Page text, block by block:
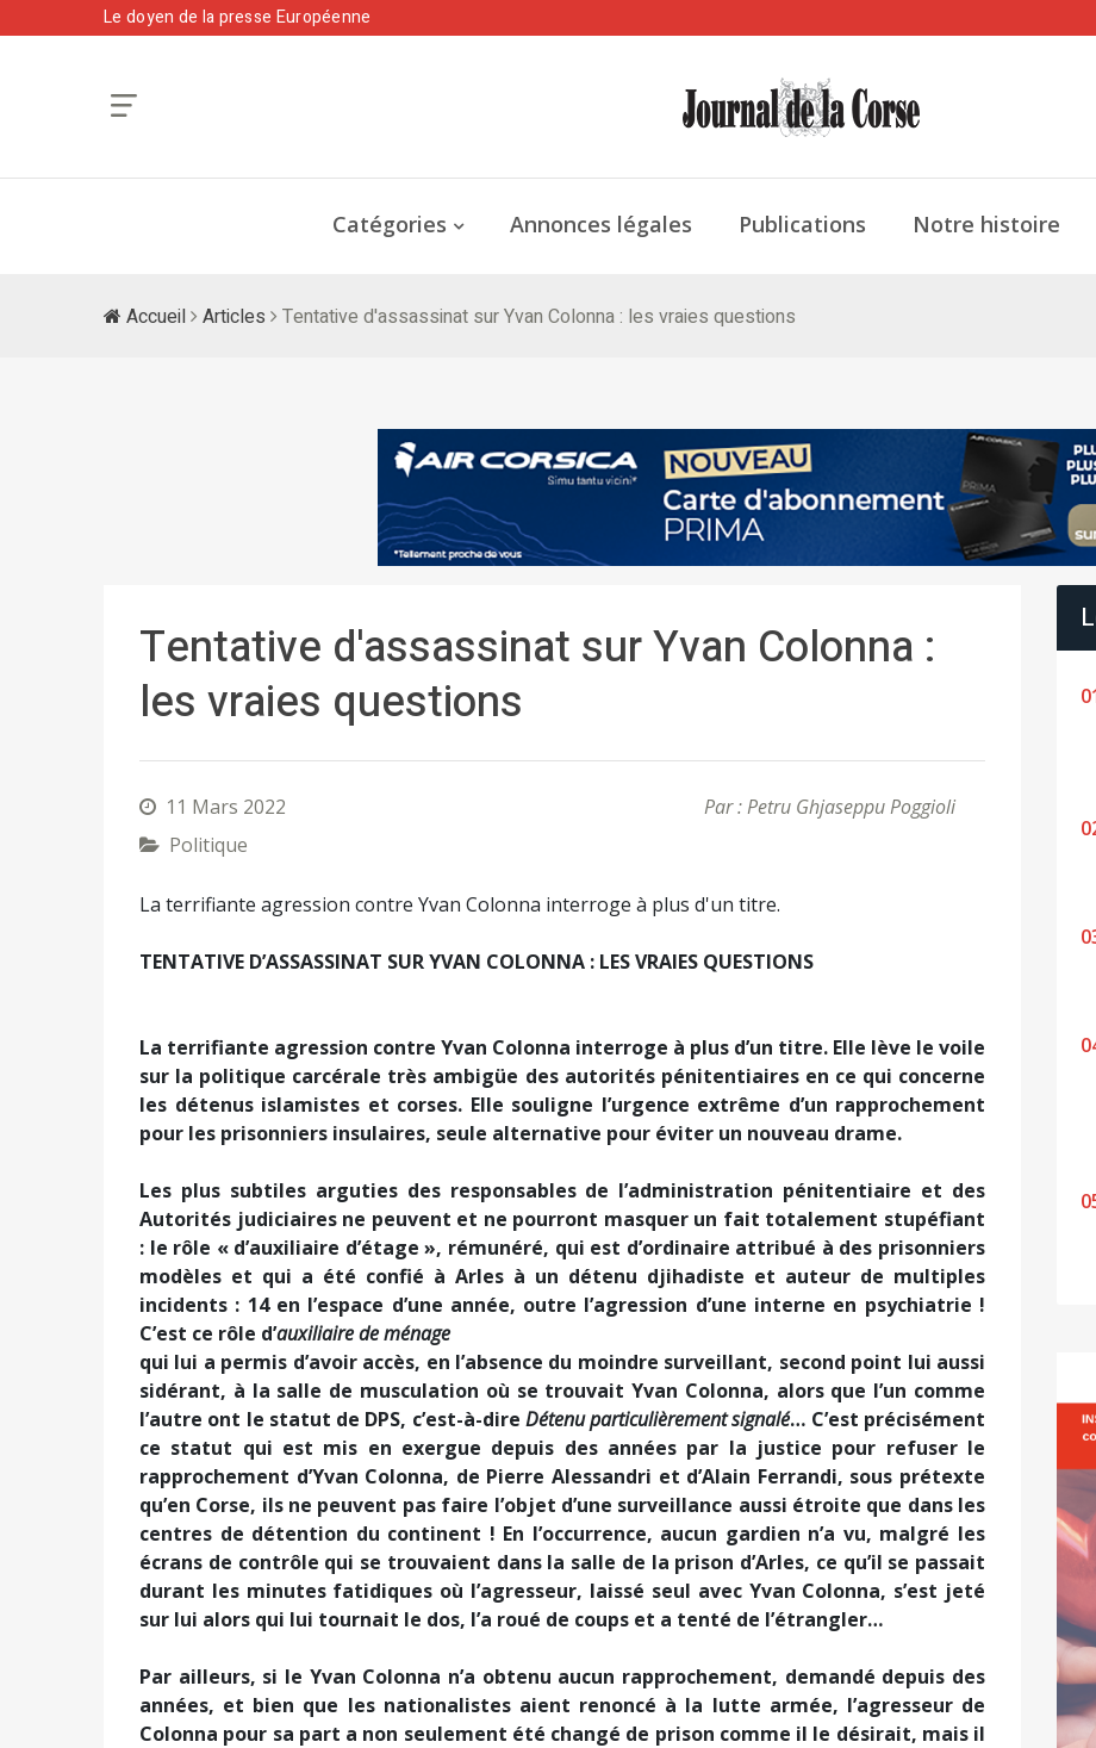
Le doyen de la presse Européenne
Catégories Annonces légales Publications Notre histoire
Accueil Articles Tentative d'assassinat sur Yvan Colonna : les vraies questions
Tentative d'assassinat sur Yvan Colonna :
les vraies questions
11 Mars 2022
Par : Petru Ghjaseppu Poggioli
Politique
La terrifiante agression contre Yvan Colonna interroge à plus d'un titre.
TENTATIVE D’ASSASSINAT SUR YVAN COLONNA : LES VRAIES QUESTIONS
La terrifiante agression contre Yvan Colonna interroge à plus d’un titre. Elle lève le voile
sur la politique carcérale très ambigüe des autorités pénitentiaires en ce qui concerne
les détenus islamistes et corses. Elle souligne l’urgence extrême d’un rapprochement
pour les prisonniers insulaires, seule alternative pour éviter un nouveau drame.
Les plus subtiles arguties des responsables de l’administration pénitentiaire et des
Autorités judiciaires ne peuvent et ne pourront masquer un fait totalement stupéfiant
: le rôle « d’auxiliaire d’étage », rémunéré, qui est d’ordinaire attribué à des prisonniers
modèles et qui a été confié à Arles à un détenu djihadiste et auteur de multiples
incidents : 14 en l’espace d’une année, outre l’agression d’une interne en psychiatrie !
C’est ce rôle d’auxiliairede ménage
qui lui a permis d’avoir accès, en l’absence du moindre surveillant, second point lui aussi
sidérant, à la salle de musculation où se trouvait Yvan Colonna, alors que l’un comme
l’autre ont le statut de DPS, c’est-à-dire Détenu particulièrement signalé… C’est précisément
ce statut qui est mis en exergue depuis des années par la justice pour refuser le
rapprochement d’Yvan Colonna, de Pierre Alessandri et d’Alain Ferrandi, sous prétexte
qu’en Corse, ils ne peuvent pas faire l’objet d’une surveillance aussi étroite que dans les
centres de détention du continent ! En l’occurrence, aucun gardien n’a vu, malgré les
écrans de contrôle qui se trouvaient dans la salle de la prison d’Arles, ce qu’il se passait
durant les minutes fatidiques où l’agresseur, laissé seul avec Yvan Colonna, s’est jeté
sur lui alors qui lui tournait le dos, l’a roué de coups et a tenté de l’étrangler…
Par ailleurs, si le Yvan Colonna n’a obtenu aucun rapprochement, demandé depuis des
années, et bien que les nationalistes aient renoncé à la lutte armée, l’agresseur de
Colonna pour sa part a non seulement été changé de prison comme il le désirait, mais il